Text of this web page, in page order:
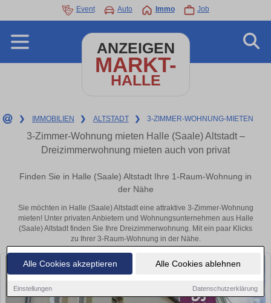
Alle Cookies akzeptieren Alle Cookies ablehnen
Einstellungen Datenschutzerklärung
Event Auto Immo Job
ANZEIGEN
MARKT-
HALLE
❯ IMMOBILIEN ❯ ALTSTADT ❯ 3-ZIMMER-WOHNUNG-MIETEN
3-Zimmer-Wohnung mieten Halle (Saale) Altstadt –
Dreizimmerwohnung mieten auch von privat
Finden Sie in Halle (Saale) Altstadt Ihre 1-Raum-Wohnung in
der Nähe
Sie möchten in Halle (Saale) Altstadt eine attraktive 3-Zimmer-Wohnung
mieten! Unter privaten Anbietern und Wohnungsunternehmen aus Halle
(Saale) Altstadt finden Sie Ihre Dreizimmerwohnung. Mit ein paar Klicks
zu Ihrer 3-Raum-Wohnung in der Nähe.